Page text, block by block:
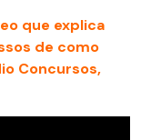
que explica
de como
Concursos,